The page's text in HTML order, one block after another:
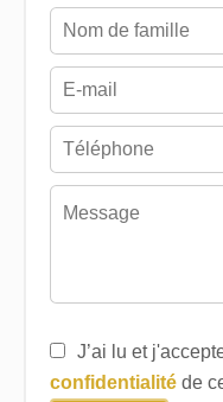
J’ai lu et
confidentialitéde